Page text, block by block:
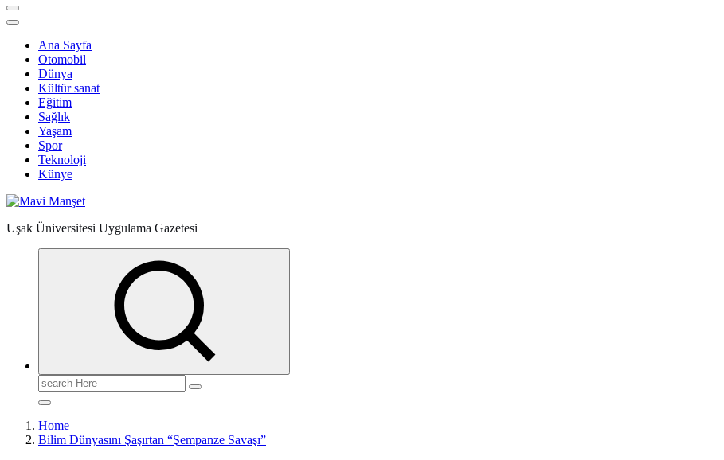
Ana Sayfa
Otomobil
Dünya
Kültür sanat
Eğitim
Sağlık
Yaşam
Spor
Teknoloji
Künye
Uşak Üniversitesi Uygulama Gazetesi
Search
for:
Home
Bilim Dünyasını Şaşırtan “Şempanze Savaşı”